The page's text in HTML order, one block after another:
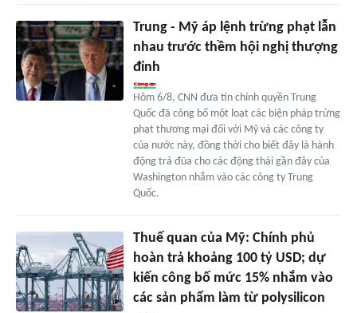
Trung - Mỹ áp lệnh trừng phạt lẫn
nhau trước thềm hội nghị thượng
đỉnh
Hôm 6/8, CNN đưa tin chính quyền Trung
Quốc đã công bố một loạt các biện pháp trừng
phạt thương mại đối với Mỹ và các công ty
của nước này, đồng thời cho biết đây là hành
động trả đũa cho các động thái gần đây của
Washington nhắm vào các công ty Trung
Quốc.
Thuế quan của Mỹ: Chính phủ
hoàn trả khoảng 100 tỷ USD; dự
kiến công bố mức 15% nhắm vào
các sản phẩm làm từ polysilicon